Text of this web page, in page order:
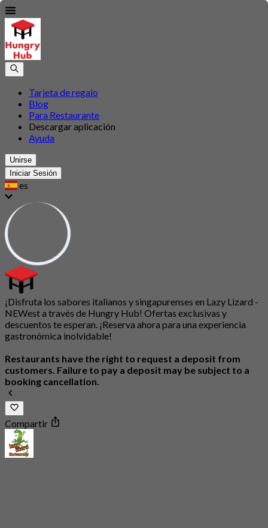
Tarjeta de regalo
Blog
Para Restaurante
Descargar aplicación
Ayuda
Unirse
Iniciar Sesión
es
¡Disfruta los sabores italianos y singapurenses en Lazy Lizard -
NEWest a través de Hungry Hub! Ofertas exclusivas y
descuentos te esperan. ¡Reserva ahora para una experiencia
gastronómica inolvidable!
Restaurants have the right to request a deposit from
customers. Failure to pay a deposit may be subject to a
booking cancellation.
Compartir